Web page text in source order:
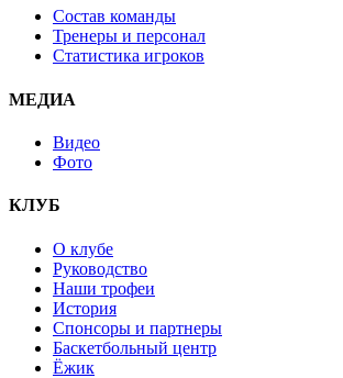
Состав команды
Тренеры и персонал
Статистика игроков
МЕДИА
Видео
Фото
КЛУБ
О клубе
Руководство
Наши трофеи
История
Спонсоры и партнеры
Баскетбольный центр
Ёжик